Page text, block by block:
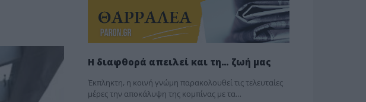
Η διαφθορά απειλεί και τη… ζωή μας
Έκπληκτη, η κοινή γνώμη παρακολουθεί τις τελευταίες
μέρες την αποκάλυψη της κο­μπίνας με τα…